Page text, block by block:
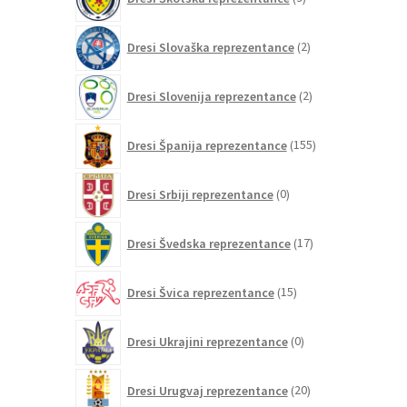
izdelkov
Dresi Slovaška reprezentance 2izdelka
Dresi Slovenija reprezentance 2izdelka
Dresi Španija reprezentance 155izdelkov
Dresi Srbiji reprezentance 0izdelkov
Dresi Švedska reprezentance 17izdelkov
Dresi Švica reprezentance 15izdelkov
Dresi Ukrajini reprezentance 0izdelkov
Dresi Urugvaj reprezentance 20izdelkov